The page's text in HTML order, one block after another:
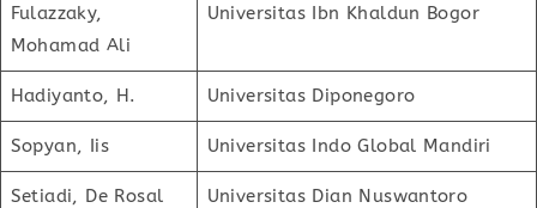
Fulazzaky,
Mohamad Ali
Universitas Ibn Khaldun Bogor
Hadiyanto, H. Universitas Diponegoro
Sopyan, Iis Universitas Indo Global Mandiri
Setiadi, De Rosal
Universitas Dian Nuswantoro